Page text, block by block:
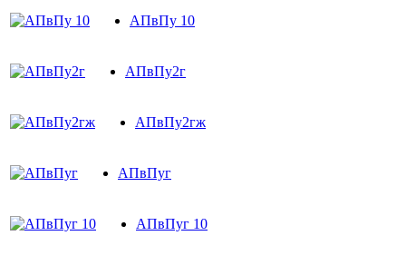
АПвПу 10
АПвПу2г
АПвПу2гж
АПвПуг
АПвПуг 10